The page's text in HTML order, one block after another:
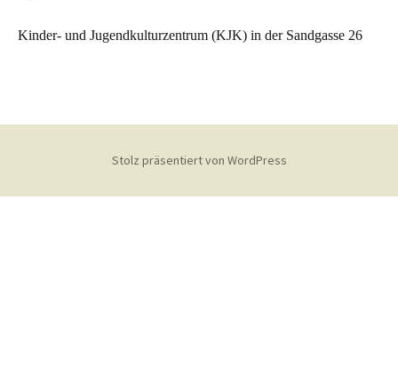
Kinder- und Jugendkulturzentrum (KJK) in der Sandgasse 26
Stolz präsentiert von WordPress